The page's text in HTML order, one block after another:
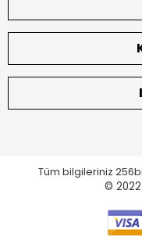
Tüm bilgileriniz
© 2022